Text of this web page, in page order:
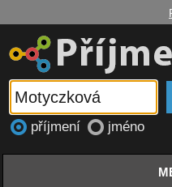
příjmení jméno